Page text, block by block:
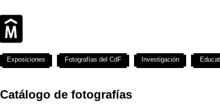
Catálogo de fotografías
Exposiciones Fotografías del CdF Investigación